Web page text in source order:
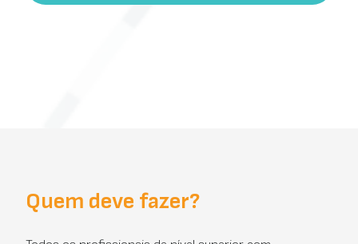
Quem deve fazer?